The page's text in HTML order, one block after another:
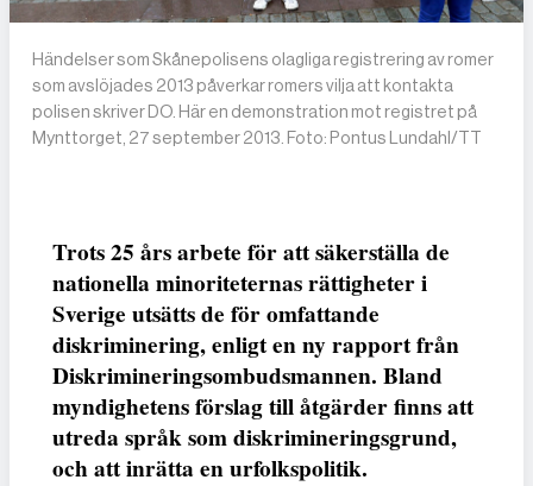
Händelser som Skånepolisens olagliga registrering av romer
som avslöjades 2013 påverkar romers vilja att kontakta
polisen skriver DO. Här en demonstration mot registret på
Mynttorget, 27 september 2013. Foto: Pontus Lundahl/TT
Trots 25 års arbete för att säkerställa de
nationella minoriteternas rättigheter i
Sverige utsätts de för omfattande
diskriminering, enligt en ny rapport från
Diskrimineringsombudsmannen. Bland
myndighetens förslag till åtgärder finns att
utreda språk som diskrimineringsgrund,
och att inrätta en urfolkspolitik.